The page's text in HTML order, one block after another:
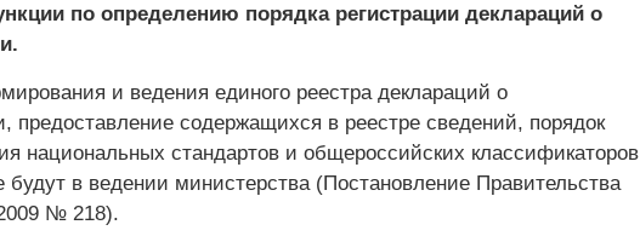
по определению порядка регистрации деклараций о
и ведения единого реестра деклараций о
предоставление содержащихся в реестре сведений, порядок
национальных стандартов и общероссийских классификаторов
будут в ведении министерства (Постановление Правительства
№ 218).